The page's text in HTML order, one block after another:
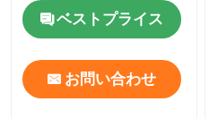
ベストプライス
お問い合わせ